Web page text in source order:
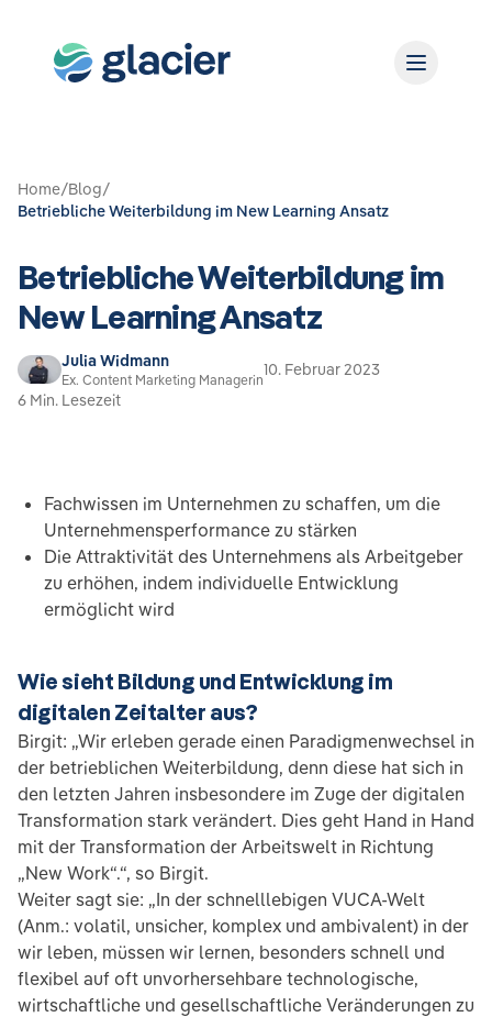
Home/Blog/
Betriebliche Weiterbildung im New Learning Ansatz
Betriebliche Weiterbildung im
New Learning Ansatz
Julia Widmann
Ex. Content Marketing Managerin
10. Februar 2023
6 Min. Lesezeit
Fachwissen im Unternehmen zu schaffen, um die
Unternehmensperformance zu stärken
Die Attraktivität des Unternehmens als Arbeitgeber
zu erhöhen, indem individuelle Entwicklung
ermöglicht wird
Wie sieht Bildung und Entwicklung im
digitalen Zeitalter aus?
Birgit: „Wir erleben gerade einen Paradigmenwechsel in
der betrieblichen Weiterbildung, denn diese hat sich in
den letzten Jahren insbesondere im Zuge der digitalen
Transformation stark verändert. Dies geht Hand in Hand
mit der Transformation der Arbeitswelt in Richtung
„New Work“.“, so Birgit.
Weiter sagt sie: „In der schnelllebigen VUCA-Welt
(Anm.: volatil, unsicher, komplex und ambivalent) in der
wir leben, müssen wir lernen, besonders schnell und
flexibel auf oft unvorhersehbare technologische,
wirtschaftliche und gesellschaftliche Veränderungen zu